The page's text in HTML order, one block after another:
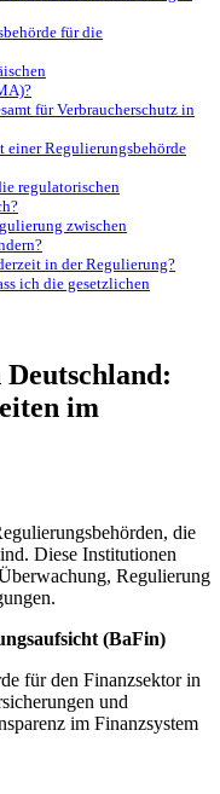
für die
für Verbraucherschutz in⁣
einer⁣ Regulierungsbehörde
regulatorischen
zwischen
in ​der Regulierung?
⁤ich die gesetzlichen
im
die⁣
⁤Diese Institutionen
Regulierung
(BaFin)
für den Finanzsektor in
und
im​ Finanzsystem